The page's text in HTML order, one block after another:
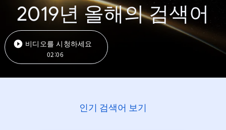
2019년 올해의 검색어
비디오를 시청하세요
02:06
인기 검색어 보기